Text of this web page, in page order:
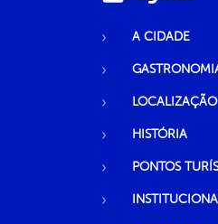
A CIDADE
LOCALIZAÇÃO
HISTÓRIA
PONTOS